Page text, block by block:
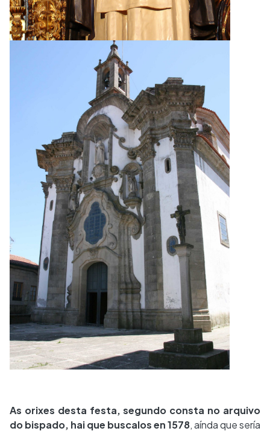
As orixes desta festa, segundo consta no arquivo
do bispado, hai que buscalos en 1578, aínda que sería